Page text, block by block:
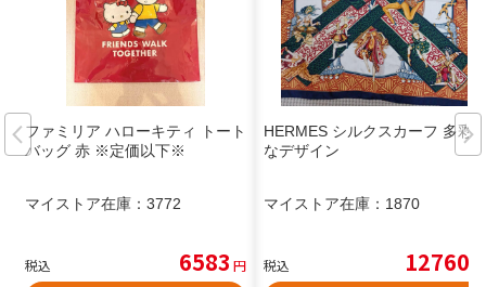
ファミリア ハローキティ トート
バッグ 赤 ※定価以下※
マイストア在庫： 3772
税込 6583 円
HERMES シルクスカーフ 多彩
なデザイン
マイストア在庫： 1870
税込 12760